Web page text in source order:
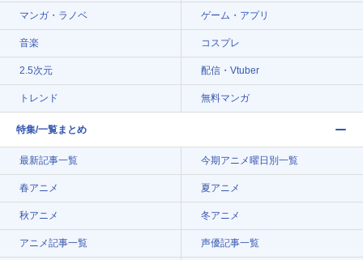
マンガ・ラノベ ゲーム・アプリ
音楽 コスプレ
2.5次元 配信・Vtuber
トレンド 無料マンガ
特集/一覧まとめ
最新記事一覧 今期アニメ曜日別一覧
春アニメ 夏アニメ
秋アニメ 冬アニメ
アニメ記事一覧 声優記事一覧